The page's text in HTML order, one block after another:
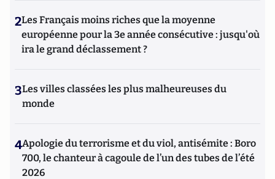
2Les Français moins riches que la moyenne
européenne pour la 3e année consécutive : jusqu'où
ira le grand déclassement ?
3Les villes classées les plus malheureuses du
monde
4Apologie du terrorisme et du viol, antisémite : Boro
700, le chanteur à cagoule de l’un des tubes de l’été
2026